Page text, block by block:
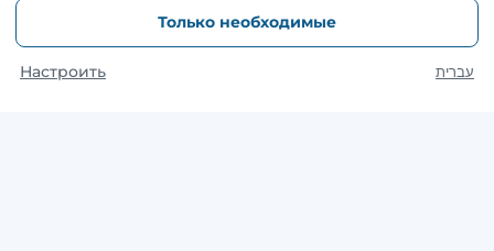
WhatsApp
Только необходимые
Настроить עברית